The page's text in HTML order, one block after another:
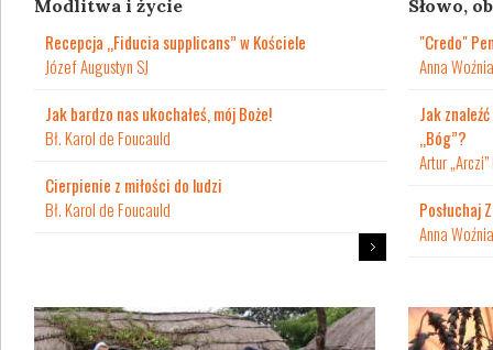
Modlitwa i życie
Recepcja „Fiducia supplicans” w Kościele
Józef Augustyn SJ
Jak bardzo nas ukochałeś, mój Boże!
Bł. Karol de Foucauld
Cierpienie z miłości do ludzi
Bł. Karol de Foucauld
Słowo,
"Credo"
Anna
Jak
„Bóg”?
Artur „Arczi”
Posłuchaj
Anna